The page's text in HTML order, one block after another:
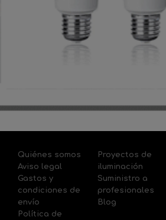
Quiénes somos
Aviso legal
Gastos y
condiciones de
envío
Política de
Proyectos de
iluminación
Suministro a
profesionales
Blog